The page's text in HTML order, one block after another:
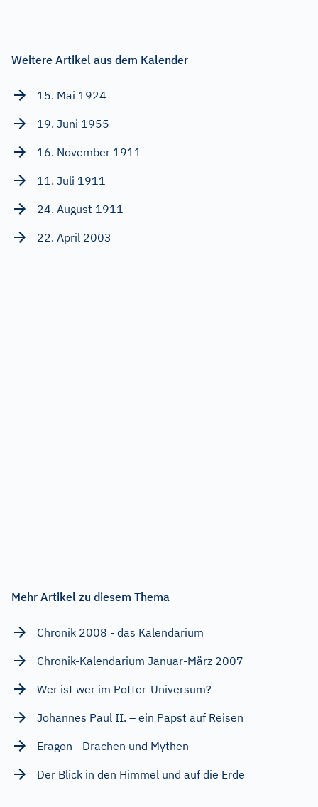
Weitere Artikel aus dem Kalender
15. Mai 1924
19. Juni 1955
16. November 1911
11. Juli 1911
24. August 1911
22. April 2003
Mehr Artikel zu diesem Thema
Chronik 2008 - das Kalendarium
Chronik-Kalendarium Januar-März 2007
Wer ist wer im Potter-Universum?
Johannes Paul II. – ein Papst auf Reisen
Eragon - Drachen und Mythen
Der Blick in den Himmel und auf die Erde